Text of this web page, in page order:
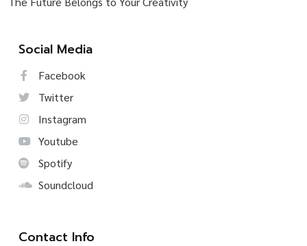
Social Media
Facebook
Twitter
Instagram
Youtube
Spotify
Soundcloud
Contact Info